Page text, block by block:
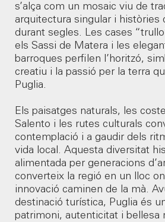
s’alça com un mosaic viu de
arquitectura singular i històries
durant segles. Les cases
els Sassi de Matera i les
barroques perfilen l’horitzó,
creatiu i la passió per la terra
Puglia.
Els paisatges naturals, les
Salento i les rutes culturals
contemplació i a gaudir dels
vida local. Aquesta diversitat
alimentada per generacions
converteix la regió en un lloc
innovació caminen de la mà.
destinació turística, Puglia és
patrimoni, autenticitat i bellesa
SEGÜENT